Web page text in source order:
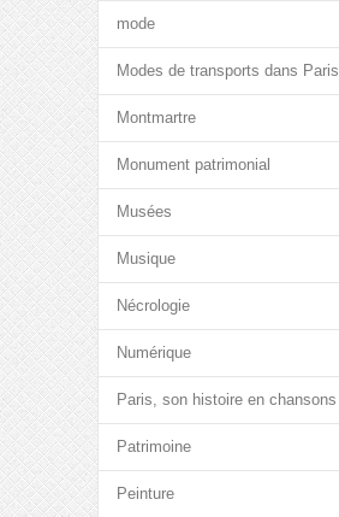
mode
Modes de transports dans Paris
Montmartre
Monument patrimonial
Musées
Musique
Nécrologie
Numérique
Paris, son histoire en chansons
Patrimoine
Peinture